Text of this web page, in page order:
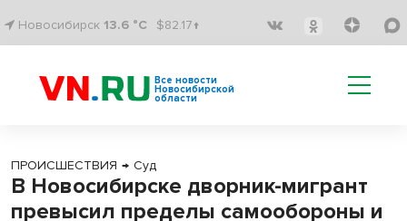
Новосибирск 13.6 °C $82.17↑
Все новости
Новосибирской
области
ПРОИСШЕСТВИЯ → Суд
В Новосибирске дворник-мигрант
превысил пределы самообороны и